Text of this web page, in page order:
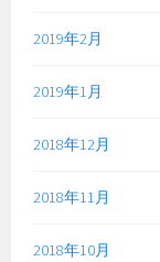
2019年2月
2019年1月
2018年12月
2018年11月
2018年10月